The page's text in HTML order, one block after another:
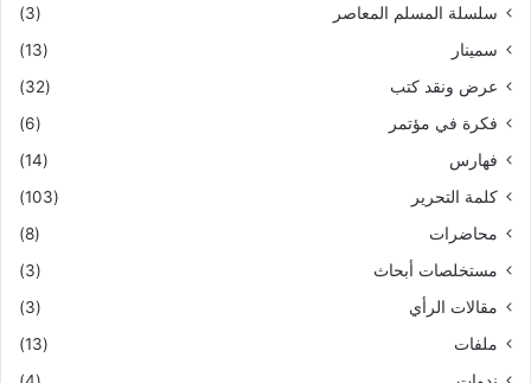
سلسلة المسلم المعاصر
(3)
سمينار
(13)
عرض ونقد كتب
(32)
فكرة في مؤتمر
(6)
فهارس
(14)
كلمة التحرير
(103)
محاضرات
(8)
مستخلصات أبحاث
(3)
مقالات الرأي
(3)
ملفات
(13)